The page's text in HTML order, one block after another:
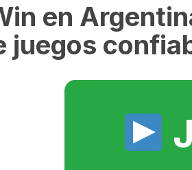
en
juegos